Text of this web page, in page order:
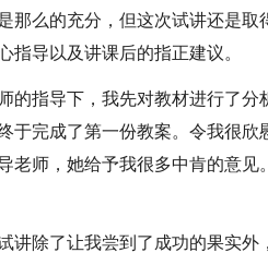
那么的充分，但这次试讲还是
指导以及讲课后的指正建议。
的指导下，我先对教材进行了
于完成了第一份教案。令我很
老师，她给予我很多中肯的意
讲除了让我尝到了成功的果实